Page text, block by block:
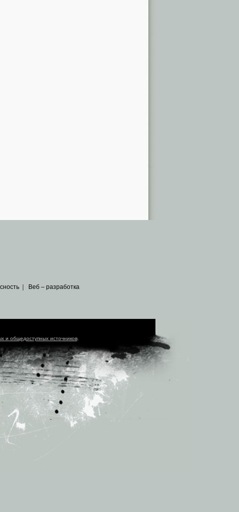
Веб – разработка
и общедоступных источников.